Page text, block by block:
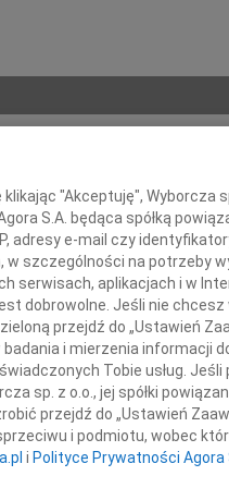
INNE
Lucyna
Annie
Panu
Panu
"Akceptuję", Wyborcza
S.A. będąca spółką
adresy e-mail czy
szczególności na potrzeby
serwisach, aplikacjach i w
dobrowolne. Jeśli nie
przejdź do „Ustawień
i mierzenia informacji
Tobie usług.
sp. z o.o., jej spółki
przejdź do „Ustawień
i podmiotu, wobec
i Polityce Prywatności Agora